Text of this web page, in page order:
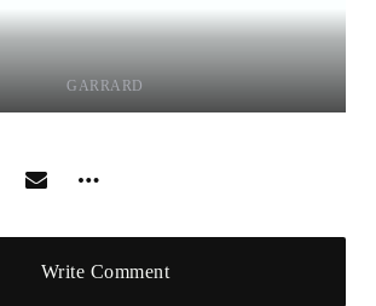
GARRARD
Write Comment